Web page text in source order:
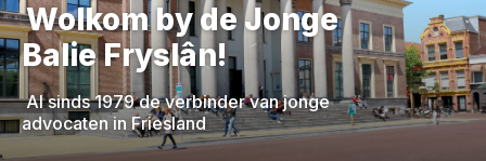
Wolkom by de Jonge
Balie Fryslân!
Al sinds 1979 de verbinder van jonge
advocaten in Friesland